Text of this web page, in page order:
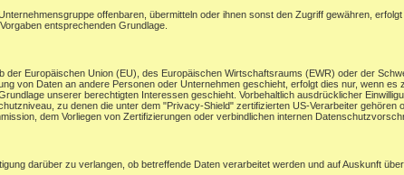
offenbaren, übermitteln oder ihnen sonst den Zugriff gewähren,
entsprechenden Grundlage.
der Europäischen Union (EU), des Europäischen Wirtschaftsraums (EWR) oder der
von Daten an andere Personen oder Unternehmen geschieht, erfolgt dies nur, wenn
unserer berechtigten Interessen geschieht. Vorbehaltlich ausdrücklicher
zu denen die unter dem "Privacy-Shield" zertifizierten US-Verarbeiter
dem Vorliegen von Zertifizierungen oder verbindlichen internen
darüber zu verlangen, ob betreffende Daten verarbeitet werden und auf Auskunft